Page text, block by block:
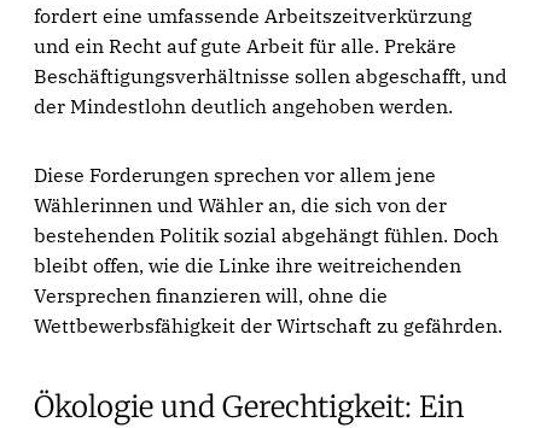
fordert eine umfassende Arbeitszeitverkürzung
und ein Recht auf gute Arbeit für alle. Prekäre
Beschäftigungsverhältnisse sollen abgeschafft, und
der Mindestlohn deutlich angehoben werden.
Diese Forderungen sprechen vor allem jene
Wählerinnen und Wähler an, die sich von der
bestehenden Politik sozial abgehängt fühlen. Doch
bleibt offen, wie die Linke ihre weitreichenden
Versprechen finanzieren will, ohne die
Wettbewerbsfähigkeit der Wirtschaft zu gefährden.
Ökologie und Gerechtigkeit: Ein